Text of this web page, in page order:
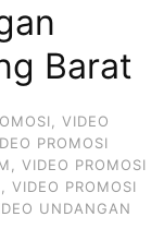
Barat
VIDEO
PROMOSI
VIDEO PROMOSI
VIDEO PROMOSI
UNDANGAN